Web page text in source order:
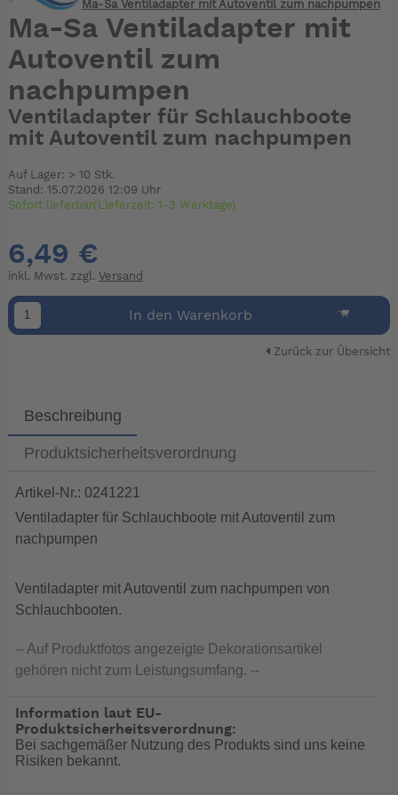
Ma-Sa Ventiladapter mit Autoventil zum nachpumpen
Ma-Sa Ventiladapter mit
Autoventil zum
nachpumpen
Ventiladapter für Schlauchboote
mit Autoventil zum nachpumpen
Auf Lager: > 10 Stk.
Stand: 15.07.2026 12:09 Uhr
Sofort lieferbar(Lieferzeit: 1-3 Werktage)
6,49 €
inkl. Mwst. zzgl. Versand
In den Warenkorb
Zurück zur Übersicht
Beschreibung
Produktsicherheitsverordnung
Artikel-Nr.: 0241221
Ventiladapter für Schlauchboote mit Autoventil zum
nachpumpen
Ventiladapter mit Autoventil zum nachpumpen von
Schlauchbooten.
-- Auf Produktfotos angezeigte Dekorationsartikel
gehören nicht zum Leistungsumfang. --
Information laut EU-
Produktsicherheitsverordnung:
Bei sachgemäßer Nutzung des Produkts sind uns keine
Risiken bekannt.